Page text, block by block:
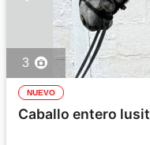
3
NUEVO
Caballo entero